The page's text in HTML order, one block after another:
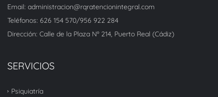
Email: administracion@rqratencionintegral.com
Teléfonos: 626 154 570/956 922 284
Dirección: Calle de la Plaza Nº 214, Puerto Real (Cádiz)
SERVICIOS
Psiquiatría